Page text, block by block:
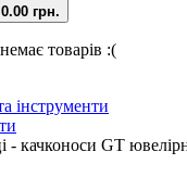
0.00 грн.
товарів :(
інструменти
- качконоси GT